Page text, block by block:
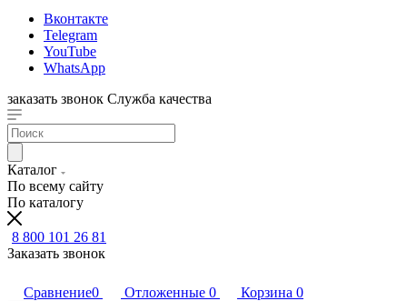
Вконтакте
Telegram
YouTube
WhatsApp
заказать звонок Служба качества
Каталог
По всему сайту
По каталогу
8 800 101 26 81
Заказать звонок
Сравнение0 Отложенные 0 Корзина 0